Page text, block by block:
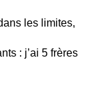
les limites,
: j’ai 5 frères